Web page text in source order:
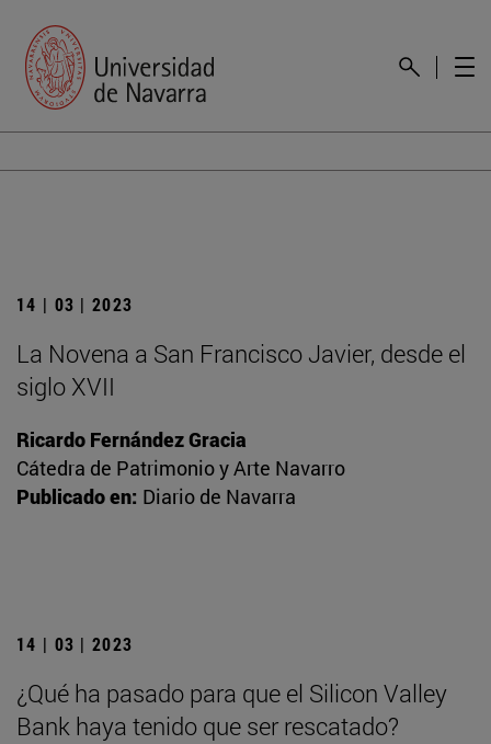
14 | 03 | 2023
La Novena a San Francisco Javier, desde el
siglo XVII
Ricardo Fernández Gracia
Cátedra de Patrimonio y Arte Navarro
Publicado en: Diario de Navarra
14 | 03 | 2023
¿Qué ha pasado para que el Silicon Valley
Bank haya tenido que ser rescatado?